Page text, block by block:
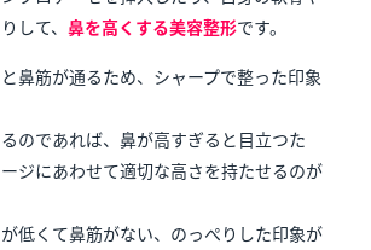
して、 鼻を高くする美容整形です。
鼻筋が通るため、シャープで整った印象
のであれば、鼻が高すぎると目立つた
ジにあわせて適切な高さを持たせるのが
低くて鼻筋がない、のっぺりした印象が